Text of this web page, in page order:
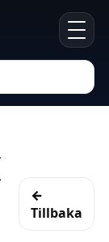
←
Tillbaka